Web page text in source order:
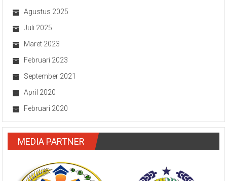
Agustus 2025
Juli 2025
Maret 2023
Februari 2023
September 2021
April 2020
Februari 2020
MEDIA PARTNER